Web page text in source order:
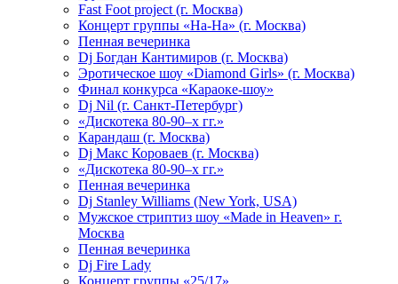
Fast Foot project (г. Москва)
Концерт группы «На-На» (г. Москва)
Пенная вечеринка
Dj Богдан Кантимиров (г. Москва)
Эротическое шоу «Diamond Girls» (г. Москва)
Финал конкурса «Караоке-шоу»
Dj Nil (г. Санкт-Петербург)
«Дискотека 80-90–х гг.»
Карандаш (г. Москва)
Dj Макс Короваев (г. Москва)
«Дискотека 80-90–х гг.»
Пенная вечеринка
Dj Stanley Williams (New York, USA)
Мужское стриптиз шоу «Made in Heaven» г.
Москва
Пенная вечеринка
Dj Fire Lady
Концерт группы «25/17»